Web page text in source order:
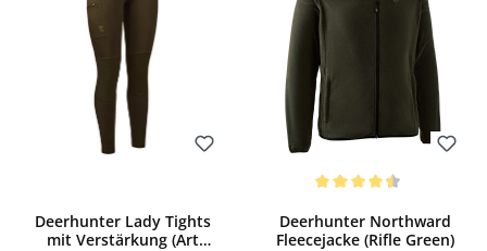
Deerhunter Lady Tights
mit Verstärkung (Art
Bewerten
Deerhunter Northward
Fleecejacke (Rifle Green)